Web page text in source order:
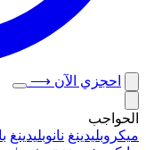
احجزي الآن ⟶
الحواجب
ميكروبلیدينغ نانوبليدينغ